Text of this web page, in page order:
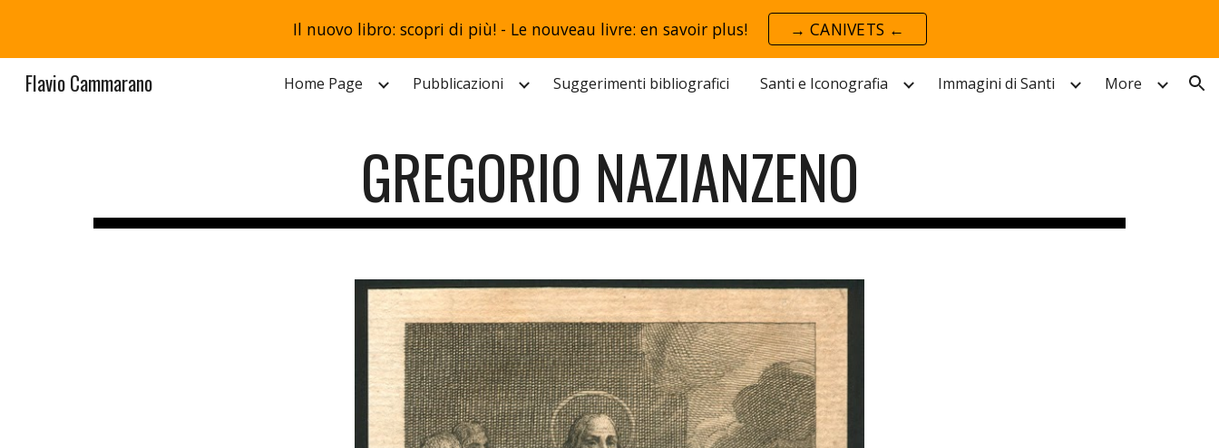
Skip to main content Skip to navigation
Il nuovo libro: scopri di più! - Le nouveau livre: en savoir plus! → CANIVETS ←
Flavio Cammarano Home Page Pubblicazioni Suggerimenti bibliografici Santi e Iconografia Immagini di Santi More
GREGORIO NAZIANZENO